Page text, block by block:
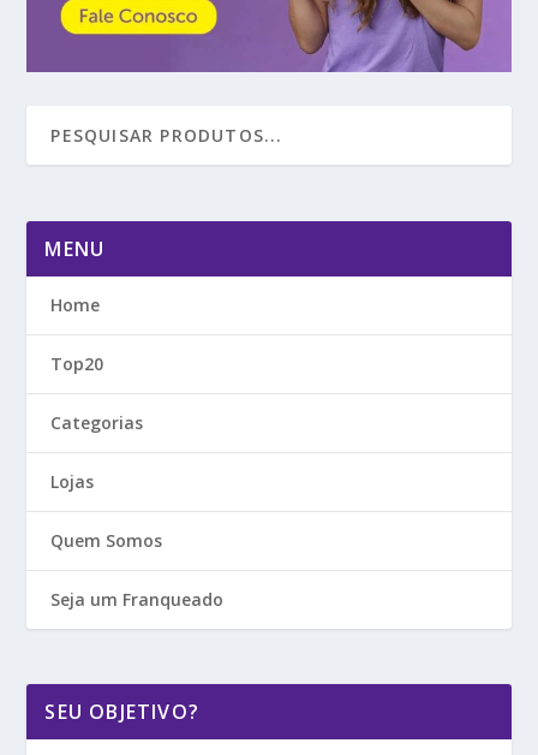
MENU
Home
Top20
Categorias
Lojas
Quem Somos
Seja um Franqueado
SEU OBJETIVO?